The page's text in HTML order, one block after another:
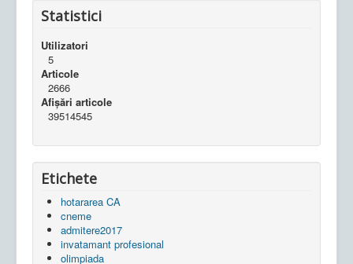
Statistici
Utilizatori
5
Articole
2666
Afișări articole
39514545
Etichete
hotararea CA
cneme
admitere2017
invatamant profesional
olimpiada